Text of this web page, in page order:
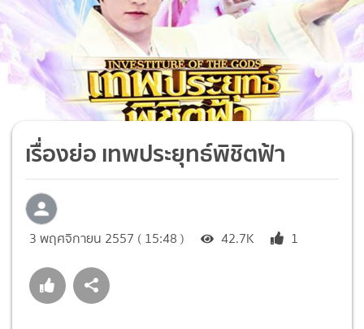
เรื่องย่อ เทพประยุทธ์พิชิตฟ้า
3 พฤศจิกายน 2557 ( 15:48 ) 42.7K 1